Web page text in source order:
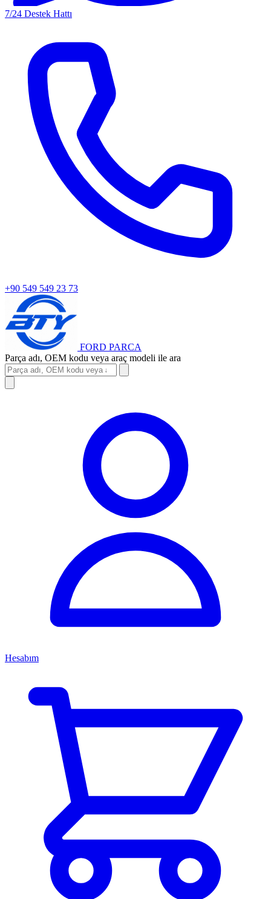
7/24 Destek Hattı
+90 549 549 23 73
FORD PARCA
Parça adı, OEM kodu veya araç modeli ile ara
Hesabım